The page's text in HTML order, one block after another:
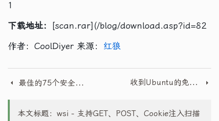
1
下载地址：
[scan.rar](/blog/download.asp?id=82
作者：CoolDiyer 来源： 红狼
最佳的75个安全工具(转) 收到Ubuntu的免费CD光盘
本文标题：wsi - 支持GET、POST、Cookie注入扫描